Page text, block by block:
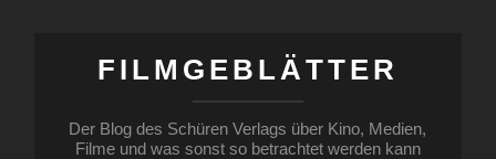
FILMGEBLÄTTER
Der Blog des Schüren Verlags über Kino, Medien,
Filme und was sonst so betrachtet werden kann